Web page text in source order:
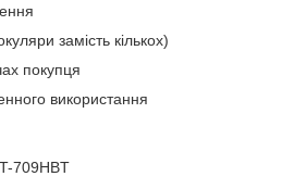
замість кількох)
покупця
використання
709HBT